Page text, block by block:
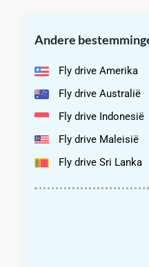
Andere
Fly drive Amerika
Fly drive Australië
Fly drive Indonesië
Fly drive Maleisië
Fly drive Sri Lanka